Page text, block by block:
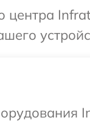
центра